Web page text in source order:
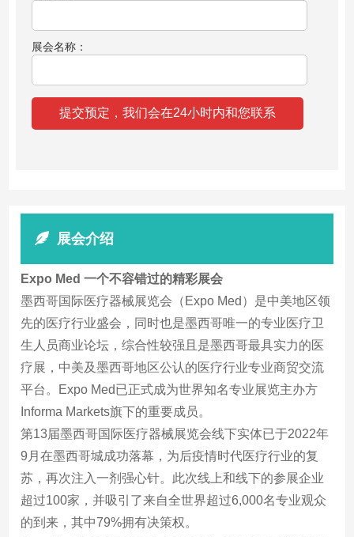
展会名称：
展会介绍
Expo Med 一个不容错过的精彩展会
墨西哥国际医疗器械展览会（Expo Med）是中美地区领
先的医疗行业盛会，同时也是墨西哥唯一的专业医疗卫
生人员商业论坛，综合性较强且是墨西哥最具实力的医
疗展，中美及墨西哥地区公认的医疗行业专业商贸交流
平台。Expo Med已正式成为世界知名专业展览主办方
Informa Markets旗下的重要成员。
第13届墨西哥国际医疗器械展览会线下实体已于2022年
9月在墨西哥城成功落幕，为后疫情时代医疗行业的复
苏，再次注入一剂强心针。此次线上和线下的参展企业
超过100家，并吸引了来自全世界超过6,000名专业观众
的到来，其中79%拥有决策权。